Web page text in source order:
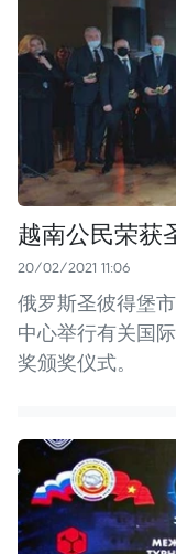
越南公民荣获
20/02/2021 11:06
俄罗斯圣彼得堡
中心举行有关国
奖颁奖仪式。